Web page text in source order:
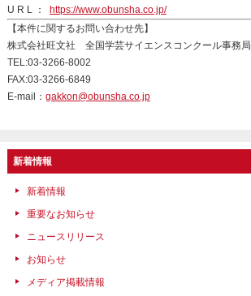
U R L ： https://www.obunsha.co.jp/
【本件に関するお問い合わせ先】
株式会社旺文社 全国学芸サイエンスコンクール事務局
TEL:03-3266-8002
FAX:03-3266-6849
E-mail： gakkon@obunsha.co.jp
新着情報
新着情報
重要なお知らせ
ニュースリリース
お知らせ
メディア掲載情報